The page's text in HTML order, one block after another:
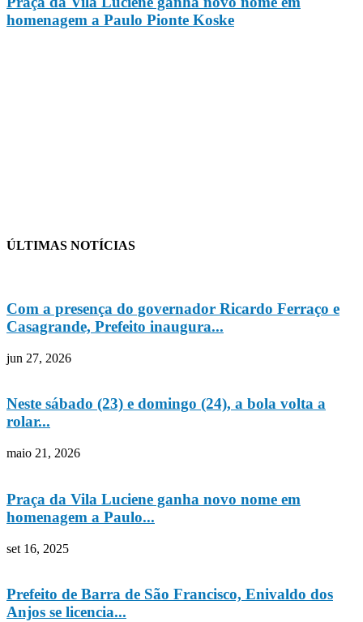
homenagem a Paulo Pionte Koske
ÚLTIMAS NOTÍCIAS
Com a presença do governador Ricardo Ferraço e
Casagrande, Prefeito inaugura...
jun 27, 2026
Neste sábado (23) e domingo (24), a bola volta a
rolar...
maio 21, 2026
Praça da Vila Luciene ganha novo nome em
homenagem a Paulo...
set 16, 2025
Prefeito de Barra de São Francisco, Enivaldo dos
Anjos se licencia...